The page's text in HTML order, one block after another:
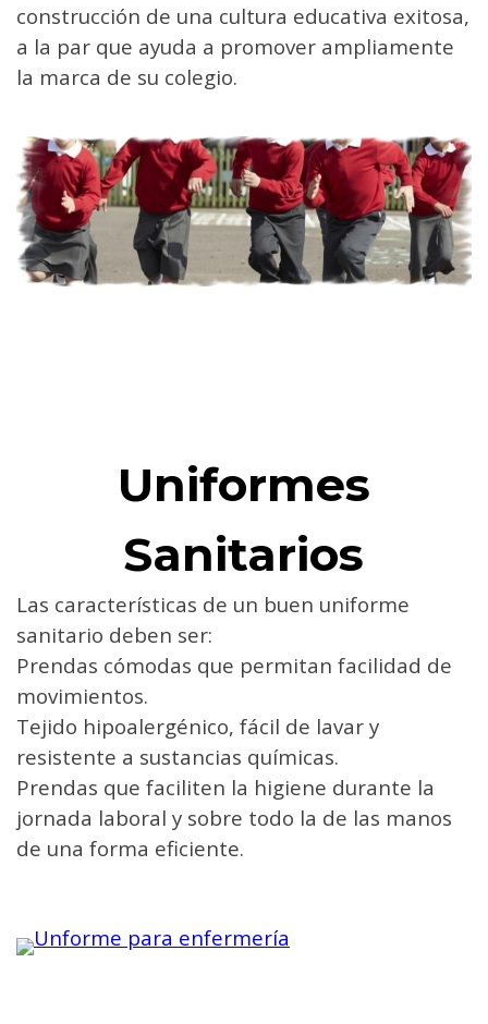
construcción de una cultura educativa exitosa,
a la par que ayuda a promover ampliamente
la marca de su colegio.
Uniformes
Sanitarios
Las características de un buen uniforme
sanitario deben ser:
Prendas cómodas que permitan facilidad de
movimientos.
Tejido hipoalergénico, fácil de lavar y
resistente a sustancias químicas.
Prendas que faciliten la higiene durante la
jornada laboral y sobre todo la de las manos
de una forma eficiente.